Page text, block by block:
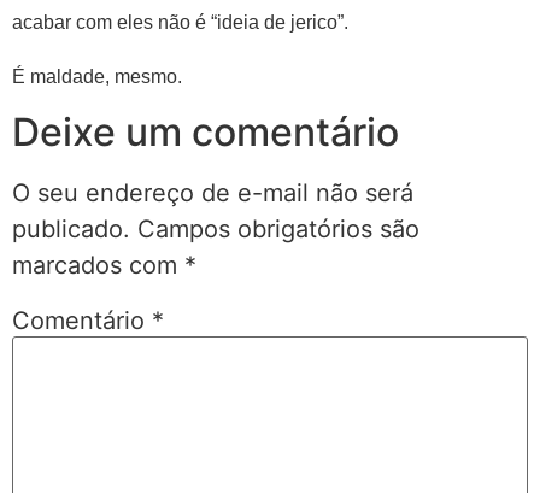
acabar com eles não é “ideia de jerico”.
É maldade, mesmo.
Deixe um comentário
O seu endereço de e-mail não será
publicado. Campos obrigatórios são
marcados com *
Comentário *